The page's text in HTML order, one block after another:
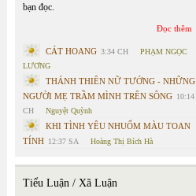
bạn đọc.
Đọc thêm
CÁT HOANG 3:34 CH
PHẠM NGỌC
LƯƠNG
THÁNH THIÊN NỮ TƯỚNG - NHỮNG
NGƯỜI MẸ TRẦM MÌNH TRÊN SÔNG 10:14
CH
Nguyệt Quỳnh
KHI TÌNH YÊU NHUỐM MÀU TOAN
TÍNH 12:37 SA Hoàng Thị Bích Hà
Tiểu Luận / Xã Luận